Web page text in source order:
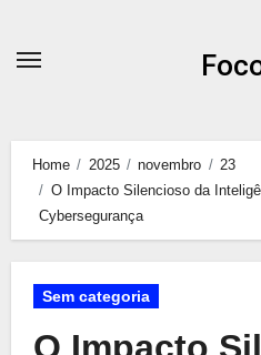
Home 2025 novembro
23
O Impacto Silencioso da
Cybersegurança
Sem categoria